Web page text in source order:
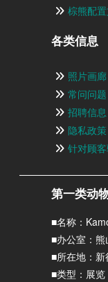
棕熊配
各类信息
照片画廊
常问问题
招聘信息
隐私政策
针对顾
第一类动
■名称：
■办公室：
■所在地：
■类型：展览